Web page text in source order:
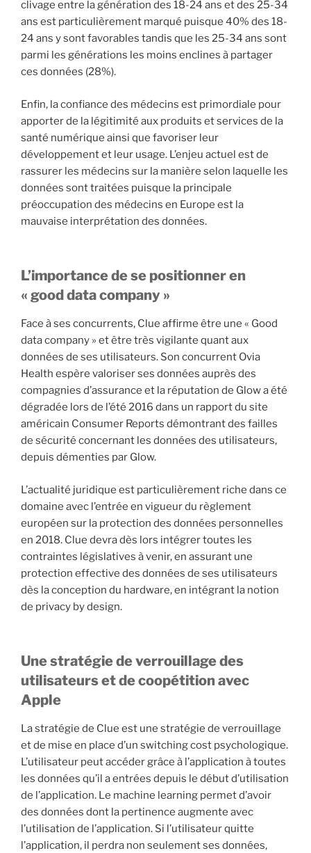
clivage entre la génération des 18-24 ans et des 25-34
ans est particulièrement marqué puisque 40% des 18-
24 ans y sont favorables tandis que les 25-34 ans sont
parmi les générations les moins enclines à partager
ces données (28%).
Enfin, la confiance des médecins est primordiale pour
apporter de la légitimité aux produits et services de la
santé numérique ainsi que favoriser leur
développement et leur usage. L’enjeu actuel est de
rassurer les médecins sur la manière selon laquelle les
données sont traitées puisque la principale
préoccupation des médecins en Europe est la
mauvaise interprétation des données.
L’importance de se positionner en
« good data company »
Face à ses concurrents, Clue affirme être une « Good
data company » et être très vigilante quant aux
données de ses utilisateurs. Son concurrent Ovia
Health espère valoriser ses données auprès des
compagnies d’assurance et la réputation de Glow a été
dégradée lors de l’été 2016 dans un rapport du site
américain Consumer Reports démontrant des failles
de sécurité concernant les données des utilisateurs,
depuis démenties par Glow.
L’actualité juridique est particulièrement riche dans ce
domaine avec l’entrée en vigueur du règlement
européen sur la protection des données personnelles
en 2018. Clue devra dès lors intégrer toutes les
contraintes législatives à venir, en assurant une
protection effective des données de ses utilisateurs
dès la conception du hardware, en intégrant la notion
de privacy by design.
Une stratégie de verrouillage des
utilisateurs et de coopétition avec
Apple
La stratégie de Clue est une stratégie de verrouillage
et de mise en place d’un switching cost psychologique.
L’utilisateur peut accéder grâce à l’application à toutes
les données qu’il a entrées depuis le début d’utilisation
de l’application. Le machine learning permet d’avoir
des données dont la pertinence augmente avec
l’utilisation de l’application. Si l’utilisateur quitte
l’application, il perdra non seulement ses données,